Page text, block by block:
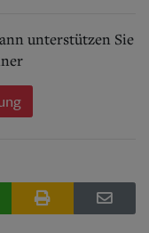
unterstützen Sie